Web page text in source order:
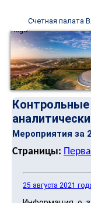
Счетная палата
Контрольные
Мероприятия за
Страницы:
25 августа 2021